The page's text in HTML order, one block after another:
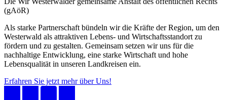
(gAöR)
Als starke Partnerschaft bündeln wir die Kräfte der Region, um den
Westerwald als attraktiven Lebens- und Wirtschaftsstandort zu
fördern und zu gestalten. Gemeinsam setzen wir uns für die
nachhaltige Entwicklung, eine starke Wirtschaft und hohe
Lebensqualität in unseren Landkreisen ein.
Erfahren Sie jetzt mehr über Uns!